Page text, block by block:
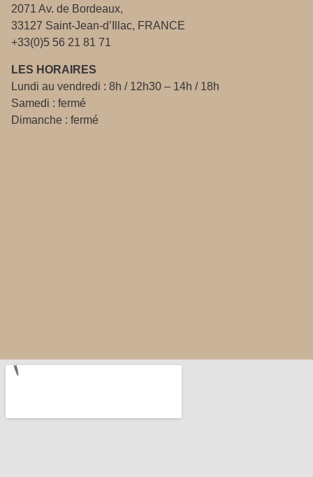
2071 Av. de Bordeaux,
33127 Saint-Jean-d’Illac, FRANCE
+33(0)5 56 21 81 71
LES HORAIRES
Lundi au vendredi : 8h / 12h30 – 14h / 18h
Samedi : fermé
Dimanche : fermé